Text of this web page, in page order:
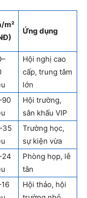
m²
Ứng dụng
Hội nghị cao
cấp, trung tâm
lớn
Hội trường,
sân khấu VIP
Trường học,
sự kiện vừa
Phòng họp, lễ
tân
Hội thảo, hội